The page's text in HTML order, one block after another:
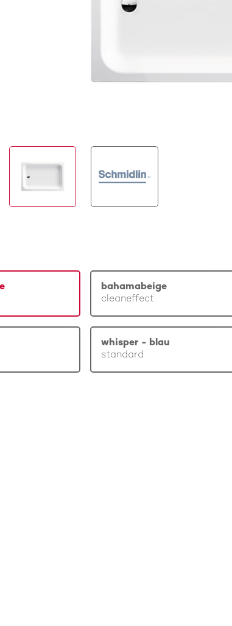
bahamabeige
cleaneffect
whisper - blau
standard